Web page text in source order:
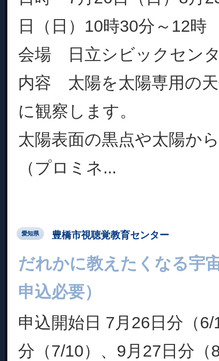
日（日）10時30分～12時
会場 日立シビックセン
内容 太陽を太陽専用の
に観察します。
太陽表面の黒点や太陽か
（プロミネ...
愛知県 豊橋市視聴覚教育センター
だれかに教えたくなる宇
申込必要）
申込開始日 7月26日分（
分（7/10）、9月27日分（